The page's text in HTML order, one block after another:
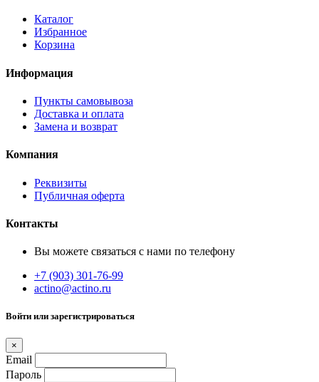
Каталог
Избранное
Корзина
Информация
Пункты самовывоза
Доставка и оплата
Замена и возврат
Компания
Реквизиты
Публичная оферта
Контакты
Вы можете связаться с нами по телефону
+7 (903) 301-76-99
actino@actino.ru
Войти или зарегистрироваться
×
Email
Пароль